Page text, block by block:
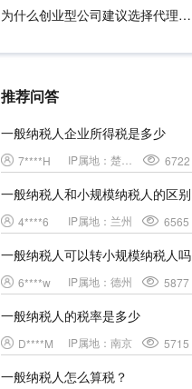
为什么创业型公司建议选择代理记账公司
推荐问答
一般纳税人企业所得税是多少
7****H IP属地： 6722
一般纳税人和小规模纳税人的区别
4****6 IP属地： 兰州 6565
一般纳税人可以转小规模纳税人吗
6****w IP属地： 德州 5877
一般纳税人的税率是多少
D****M IP属地： 南京 5715
一般纳税人怎么算税？